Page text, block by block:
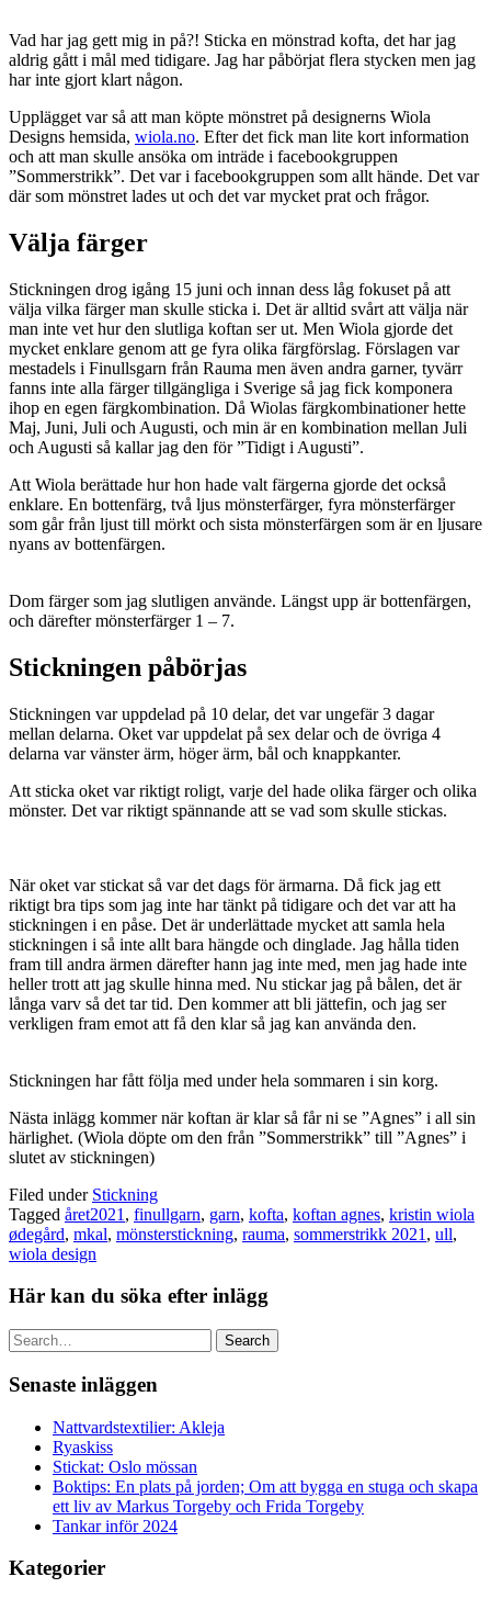
Vad har jag gett mig in på?! Sticka en mönstrad kofta, det har jag
aldrig gått i mål med tidigare. Jag har påbörjat flera stycken men jag
har inte gjort klart någon.
Upplägget var så att man köpte mönstret på designerns Wiola
Designs hemsida, wiola.no. Efter det fick man lite kort information
och att man skulle ansöka om inträde i facebookgruppen
”Sommerstrikk”. Det var i facebookgruppen som allt hände. Det var
där som mönstret lades ut och det var mycket prat och frågor.
Välja färger
Stickningen drog igång 15 juni och innan dess låg fokuset på att
välja vilka färger man skulle sticka i. Det är alltid svårt att välja när
man inte vet hur den slutliga koftan ser ut. Men Wiola gjorde det
mycket enklare genom att ge fyra olika färgförslag. Förslagen var
mestadels i Finullsgarn från Rauma men även andra garner, tyvärr
fanns inte alla färger tillgängliga i Sverige så jag fick komponera
ihop en egen färgkombination. Då Wiolas färgkombinationer hette
Maj, Juni, Juli och Augusti, och min är en kombination mellan Juli
och Augusti så kallar jag den för ”Tidigt i Augusti”.
Att Wiola berättade hur hon hade valt färgerna gjorde det också
enklare. En bottenfärg, två ljus mönsterfärger, fyra mönsterfärger
som går från ljust till mörkt och sista mönsterfärgen som är en ljusare
nyans av bottenfärgen.
Dom färger som jag slutligen använde. Längst upp är bottenfärgen,
och därefter mönsterfärger 1 – 7.
Stickningen påbörjas
Stickningen var uppdelad på 10 delar, det var ungefär 3 dagar
mellan delarna. Oket var uppdelat på sex delar och de övriga 4
delarna var vänster ärm, höger ärm, bål och knappkanter.
Att sticka oket var riktigt roligt, varje del hade olika färger och olika
mönster. Det var riktigt spännande att se vad som skulle stickas.
När oket var stickat så var det dags för ärmarna. Då fick jag ett
riktigt bra tips som jag inte har tänkt på tidigare och det var att ha
stickningen i en påse. Det är underlättade mycket att samla hela
stickningen i så inte allt bara hängde och dinglade. Jag hålla tiden
fram till andra ärmen därefter hann jag inte med, men jag hade inte
heller trott att jag skulle hinna med. Nu stickar jag på bålen, det är
långa varv så det tar tid. Den kommer att bli jättefin, och jag ser
verkligen fram emot att få den klar så jag kan använda den.
Stickningen har fått följa med under hela sommaren i sin korg.
Nästa inlägg kommer när koftan är klar så får ni se ”Agnes” i all sin
härlighet. (Wiola döpte om den från ”Sommerstrikk” till ”Agnes” i
slutet av stickningen)
Filed under Stickning
Tagged året2021 , finullgarn, garn, kofta, koftan agnes, kristin wiola
ødegård, mkal, mönsterstickning, rauma, sommerstrikk 2021 , ull,
wiola design
Här kan du söka efter inlägg
Search
Senaste inläggen
Nattvardstextilier: Akleja
Ryaskiss
Stickat: Oslo mössan
Boktips: En plats på jorden; Om att bygga en stuga och skapa
ett liv av Markus Torgeby och Frida Torgeby
Tankar inför 2024
Kategorier